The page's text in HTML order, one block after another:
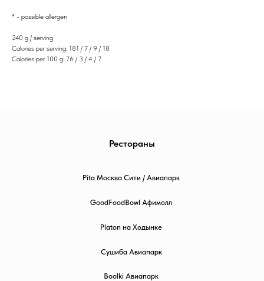
* - possible allergen
240 g / serving
Calories per serving: 181 / 7 / 9 / 18
Calories per 100 g: 76 / 3 / 4 / 7
Рестораны
Pita Москва Сити / Авиапарк
GoodFoodBowl Афимолл
Platon на Ходынке
Сушиба Авиапарк
Boolki Авиапарк